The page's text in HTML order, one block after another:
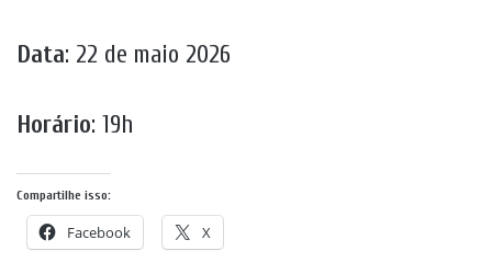
Data: 22 de maio 2026
Horário: 19h
Compartilhe isso:
Facebook X